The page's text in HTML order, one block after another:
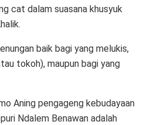
cat dalam suasana khusyuk
baik bagi yang melukis,
tokoh), maupun bagi yang
Aning pengageng kebudayaan
Ndalem Benawan adalah